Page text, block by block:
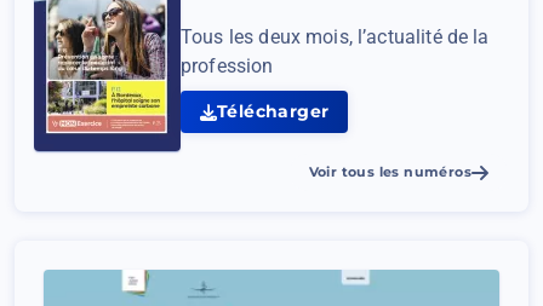
Tous les deux mois, l’actualité de la
profession
Télécharger
médecins
Voir tous les numéros